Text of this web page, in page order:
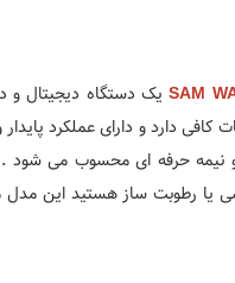
یک دستگاه دیجیتال و
دارد و دارای عملکرد پایدار
نیمه حرفه ای محسوب می شود .
یا رطوبت ساز هستید این مدل